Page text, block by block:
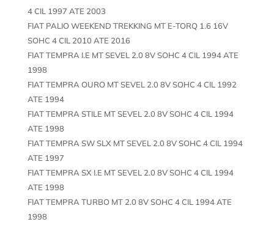
4 CIL 1997 ATE 2003
FIAT PALIO WEEKEND TREKKING MT E-TORQ 1.6 16V
SOHC 4 CIL 2010 ATE 2016
FIAT TEMPRA I.E MT SEVEL 2.0 8V SOHC 4 CIL 1994 ATE
1998
FIAT TEMPRA OURO MT SEVEL 2.0 8V SOHC 4 CIL 1992
ATE 1994
FIAT TEMPRA STILE MT SEVEL 2.0 8V SOHC 4 CIL 1994
ATE 1998
FIAT TEMPRA SW SLX MT SEVEL 2.0 8V SOHC 4 CIL 1994
ATE 1997
FIAT TEMPRA SX I.E MT SEVEL 2.0 8V SOHC 4 CIL 1994
ATE 1998
FIAT TEMPRA TURBO MT 2.0 8V SOHC 4 CIL 1994 ATE
1998